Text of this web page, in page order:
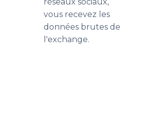
vous recevez les
données brutes de
l'exchange.